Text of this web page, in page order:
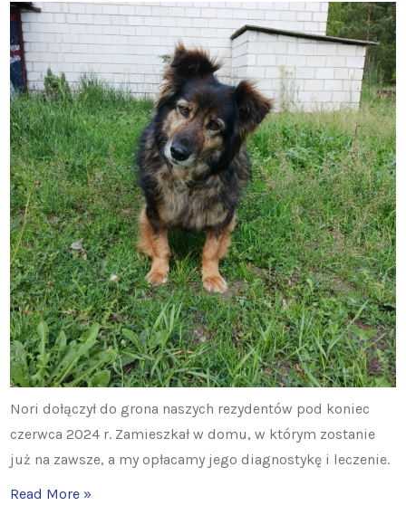
Nori dołączył do grona naszych rezydentów pod koniec
czerwca 2024 r. Zamieszkał w domu, w którym zostanie
już na zawsze, a my opłacamy jego diagnostykę i leczenie.
Read More »